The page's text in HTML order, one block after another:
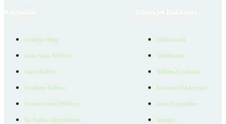
Emlakjet Blog
Satın Alma Rehberi
Satıcı Rehberi
Kiralama Rehberi
Konut Kredisi Rehberi
Ne Kadar Ödeyebilirim
Hakkımızda
Ödüllerimiz
Reklam Çözümleri
Kurumsal Materyaller
İnsan Kaynakları
İletişim